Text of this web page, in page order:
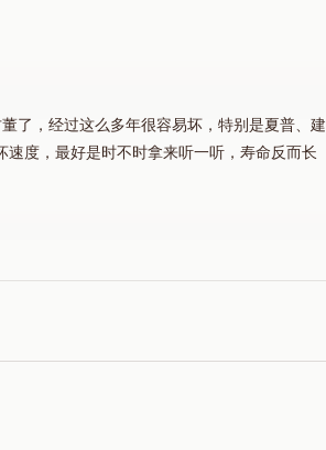
了，经过这么多年很容易坏，特别是夏普、建
度，最好是时不时拿来听一听，寿命反而长